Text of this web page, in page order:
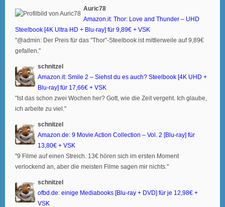
Auric78
Amazon.it: Thor: Love and Thunder – UHD
Steelbook [4K Ultra HD + Blu-ray] für 9,89€ + VSK
"@admin: Der Preis für das "Thor"-Steelbook ist mittlerweile auf 9,89€
gefallen."
schnitzel
Amazon.it: Smile 2 – Siehst du es auch? Steelbook [4K UHD +
Blu-ray] für 17,66€ + VSK
"Ist das schon zwei Wochen her? Gott, wie die Zeit vergeht. Ich glaube,
ich arbeite zu viel."
schnitzel
Amazon.de: 9 Movie Action Collection – Vol. 2 [Blu-ray] für
13,80€ + VSK
"9 Filme auf einen Streich. 13€ hören sich im ersten Moment
verlockend an, aber die meisten Filme sagen mir nichts."
schnitzel
ofbd.de: einige Mediabooks [Blu-ray + DVD] für je 12,98€ +
VSK